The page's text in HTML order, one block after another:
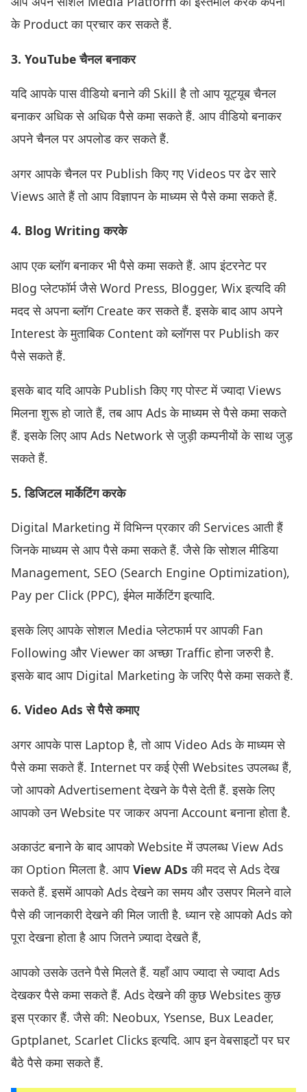
के Product का प्रचार कर सकते हैं.
3. YouTube चैनल बनाकर
यदि आपके पास वीडियो बनाने की Skill है तो आप यूट्यूब चैनल
बनाकर अधिक से अधिक पैसे कमा सकते हैं. आप वीडियो बनाकर
अपने चैनल पर अपलोड कर सकते हैं.
अगर आपके चैनल पर Publish किए गए Videos पर ढेर सारे
Views आते हैं तो आप विज्ञापन के माध्यम से पैसे कमा सकते हैं.
4. Blog Writing करके
आप एक ब्लॉग बनाकर भी पैसे कमा सकते हैं. आप इंटरनेट पर
Blog प्लेटफॉर्म जैसे Word Press, Blogger, Wix इत्यदि की
मदद से अपना ब्लॉग Create कर सकते हैं. इसके बाद आप अपने
Interest के मुताबिक Content को ब्लॉगस पर Publish कर
पैसे सकते हैं.
इसके बाद यदि आपके Publish किए गए पोस्ट में ज्यादा Views
मिलना शुरू हो जाते हैं, तब आप Ads के माध्यम से पैसे कमा सकते
हैं. इसके लिए आप Ads Network से जुड़ी कम्पनीयों के साथ जुड़
सकते हैं.
5. डिजिटल मार्केटिंग करके
Digital Marketing में विभिन्न प्रकार की Services आती हैं
जिनके माध्यम से आप पैसे कमा सकते हैं. जैसे कि सोशल मीडिया
Management, SEO (Search Engine Optimization),
Pay per Click (PPC), ईमेल मार्केटिंग इत्यादि.
इसके लिए आपके सोशल Media प्लेटफार्म पर आपकी Fan
Following और Viewer का अच्छा Traffic होना जरुरी है.
इसके बाद आप Digital Marketing के जरिए पैसे कमा सकते हैं.
6. Video Ads से पैसे कमाए
अगर आपके पास Laptop है, तो आप Video Ads के माध्यम से
पैसे कमा सकते हैं. Internet पर कई ऐसी Websites उपलब्ध हैं,
जो आपको Advertisement देखने के पैसे देती हैं. इसके लिए
आपको उन Website पर जाकर अपना Account बनाना होता है.
अकाउंट बनाने के बाद आपको Website में उपलब्ध View Ads
का Option मिलता है. आप View ADs की मदद से Ads देख
सकते हैं. इसमें आपको Ads देखने का समय और उसपर मिलने वाले
पैसे की जानकारी देखने की मिल जाती है. ध्यान रहे आपको Ads को
पूरा देखना होता है आप जितने ज़्यादा देखते हैं,
आपको उसके उतने पैसे मिलते हैं. यहाँ आप ज्यादा से ज्यादा Ads
देखकर पैसे कमा सकते हैं. Ads देखने की कुछ Websites कुछ
इस प्रकार हैं. जैसे की: Neobux, Ysense, Bux Leader,
Gptplanet, Scarlet Clicks इत्यदि. आप इन वेबसाइटों पर घर
बैठे पैसे कमा सकते हैं.